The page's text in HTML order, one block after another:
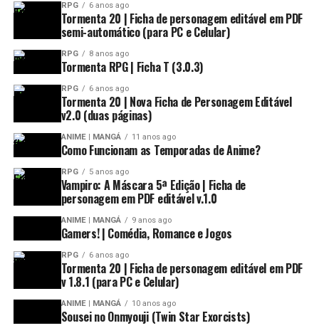
RPG 6 anos ago
Tormenta 20 | Ficha de personagem editável em PDF
semi-automático (para PC e Celular)
RPG 8 anos ago
Tormenta RPG | Ficha T (3.0.3)
RPG 6 anos ago
Tormenta 20 | Nova Ficha de Personagem Editável
v2.0 (duas páginas)
ANIME | MANGÁ 11 anos ago
Como Funcionam as Temporadas de Anime?
RPG 5 anos ago
Vampiro: A Máscara 5ª Edição | Ficha de
personagem em PDF editável v.1.0
ANIME | MANGÁ 9 anos ago
Gamers! | Comédia, Romance e Jogos
RPG 6 anos ago
Tormenta 20 | Ficha de personagem editável em PDF
v 1.8.1 (para PC e Celular)
ANIME | MANGÁ 10 anos ago
Sousei no Onmyouji (Twin Star Exorcists)